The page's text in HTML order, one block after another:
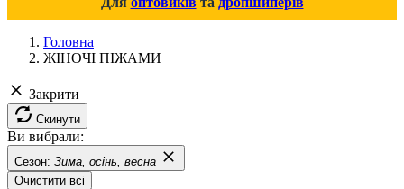
Головна
ЖІНОЧІ ПІЖАМИ
Закрити
Скинути
Ви вибрали:
Сезон: Зима, осінь, весна
Очистити всі